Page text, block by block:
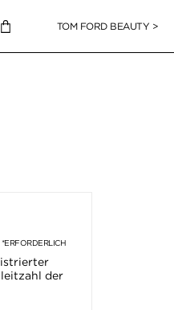
Sie sich bei Ihrem Konto an
TOM FORD BEAUTY >
*ERFORDERLICH
der